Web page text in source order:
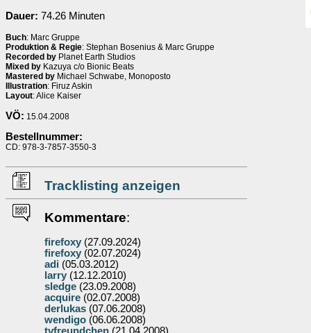
Dauer: 74.26 Minuten
Buch: Marc Gruppe
Produktion & Regie: Stephan Bosenius & Marc Gruppe
Recorded by Planet Earth Studios
Mixed by Kazuya c/o Bionic Beats
Mastered by Michael Schwabe, Monoposto
Illustration: Firuz Askin
Layout: Alice Kaiser
VÖ: 15.04.2008
Bestellnummer:
CD: 978-3-7857-3550-3
Tracklisting anzeigen
Kommentare:
firefoxy (27.09.2024)
firefoxy (02.07.2024)
adi (05.03.2012)
larry (12.12.2010)
sledge (23.09.2008)
acquire (02.07.2008)
derlukas (07.06.2008)
wendigo (06.06.2008)